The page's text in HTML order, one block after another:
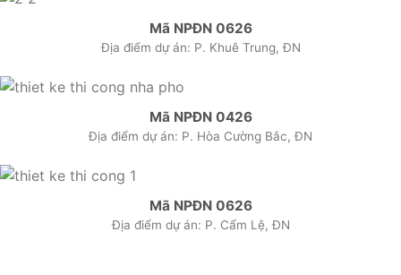
Mã NPĐN 0626
Địa điểm dự án: P. Khuê Trung, ĐN
Mã NPĐN 0426
Địa điểm dự án: P. Hòa Cường Bắc, ĐN
Mã NPĐN 0626
Địa điểm dự án: P. Cẩm Lệ, ĐN